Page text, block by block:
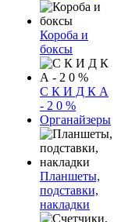
Короба и
боксы
С К И Д К А
- 2 0 %
Органайзеры
Планшеты,
подставки,
накладки